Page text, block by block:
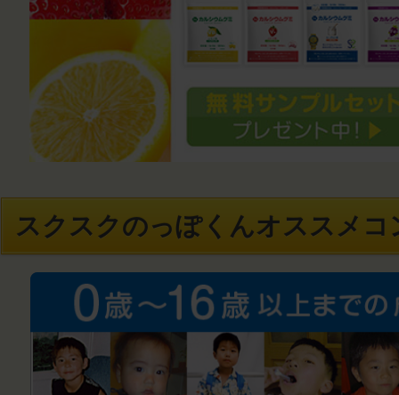
スクスクのっぽくんオススメコ